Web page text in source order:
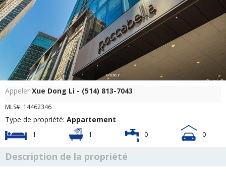
Extérieur
Appeler Xue Dong Li - (514) 813-7043
MLS#: 14462346
Type de propriété: Appartement
1 1 0 0
Description de la propriété